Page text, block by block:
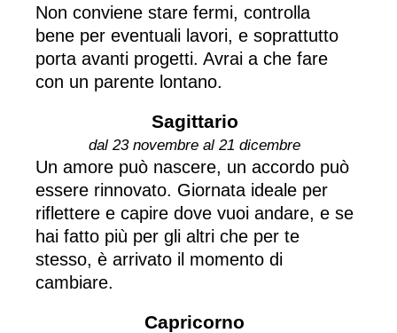
Non conviene stare fermi, controlla
bene per eventuali lavori, e soprattutto
porta avanti progetti. Avrai a che fare
con un parente lontano.
Sagittario
dal 23 novembre al 21 dicembre
Un amore può nascere, un accordo può
essere rinnovato. Giornata ideale per
riflettere e capire dove vuoi andare, e se
hai fatto più per gli altri che per te
stesso, è arrivato il momento di
cambiare.
Capricorno